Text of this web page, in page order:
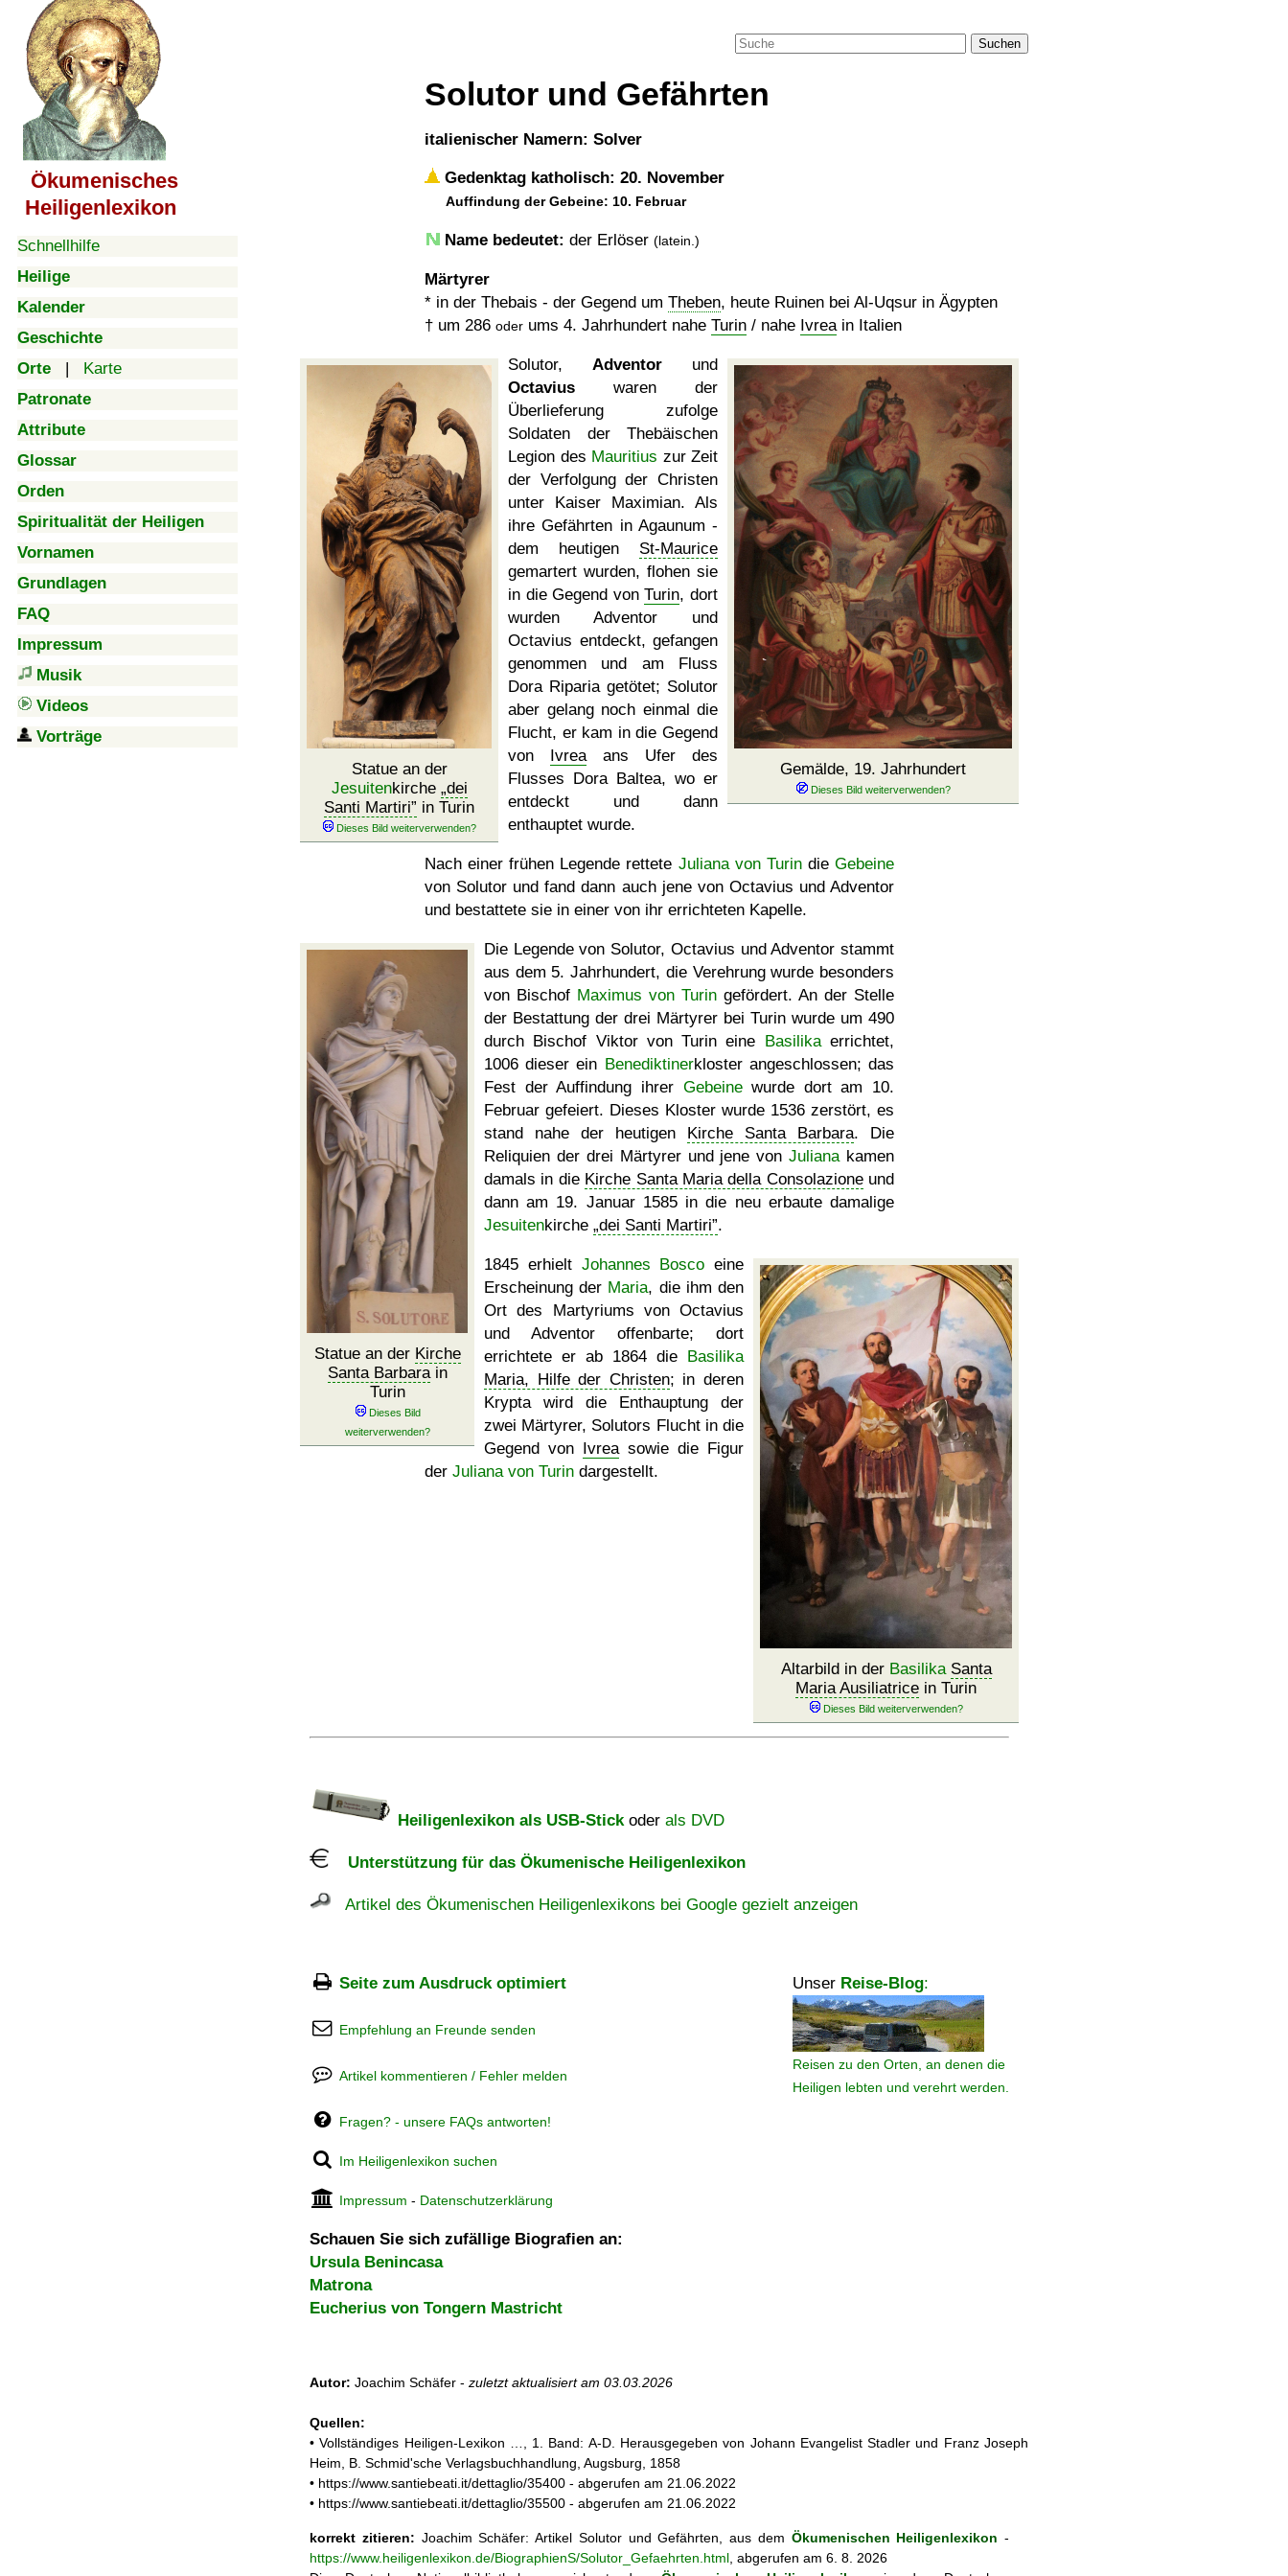
Ökumenisches
Heiligenlexikon
Schnellhilfe
Heilige
Kalender
Geschichte
Orte | Karte
Patronate
Attribute
Glossar
Orden
Spiritualität der Heiligen
Vornamen
Grundlagen
FAQ
Impressum
Musik
Videos
Vorträge
Suchen
Solutor und Gefährten
italienischer Namern: Solver
Gedenktag katholisch: 20. November
Auffindung der Gebeine: 10. Februar
Name bedeutet: der Erlöser (latein.)
Märtyrer
* in der Thebais - der Gegend um Theben, heute Ruinen bei Al-Uqsur in Ägypten
† um 286 oder ums 4. Jahrhundert nahe Turin / nahe Ivreain Italien
Statue an der
Jesuitenkirche dei
Santi Martiri
in Turin
Gemälde, 19. Jahrhundert
Solutor, Adventor und
Octavius waren der
Überlieferung zufolge
Soldaten der Thebäischen
Legion des Mauritius zur Zeit
der Verfolgung der Christen
unter Kaiser Maximian. Als
ihre Gefährten in Agaunum -
dem heutigen St-Maurice
gemartert wurden, flohen sie
in die Gegend vonTurin, dort
wurden Adventor und
Octavius entdeckt, gefangen
genommen und am Fluss
Dora Riparia getötet; Solutor
aber gelang noch einmal die
Flucht, er kam in die Gegend
von Ivreaans Ufer des
Flusses Dora Baltea, wo er
entdeckt und dann
enthauptet wurde.
Nach einer frühen Legende rettete Juliana von TurindieGebeine
von Solutor und fand dann auch jene von Octavius und Adventor
und bestattete sie in einer von ihr errichteten Kapelle.
Statue an der Kirche
Santa Barbarain
Turin
Die Legende von Solutor, Octavius und Adventor stammt
aus dem 5. Jahrhundert, die Verehrung wurde besonders
von Bischof Maximus von Turin gefördert. An der Stelle
der Bestattung der drei Märtyrer bei Turin wurde um 490
durch Bischof Viktor von Turin eine Basilikaerrichtet,
1006 dieser ein Benediktinerkloster angeschlossen; das
Fest der Auffindung ihrer Gebeinewurde dort am 10.
Februar gefeiert. Dieses Kloster wurde 1536 zerstört, es
stand nahe der heutigen Kirche Santa Barbara. Die
Reliquien der drei Märtyrer und jene vonJulianakamen
damals in die Kirche Santa Maria della Consolazioneund
dann am 19. Januar 1585 in die neu erbaute damalige
Jesuitenkirche dei Santi Martiri .
Altarbild in der Basilika Santa
Maria Ausiliatrice in Turin
1845 erhielt Johannes Bosco eine
Erscheinung der Maria, die ihm den
Ort des Martyriums von Octavius
und Adventor offenbarte; dort
errichtete er ab 1864 die Basilika
Maria, Hilfe der Christen; in deren
Krypta wird die Enthauptung der
zwei Märtyrer, Solutors Flucht in die
Gegend von Ivreasowie die Figur
der Juliana von Turin dargestellt.
Heiligenlexikon als USB-Stickoder als DVD
Unterstützung für das Ökumenische Heiligenlexikon
Artikel des Ökumenischen Heiligenlexikons bei Google gezielt anzeigen
Seite zum Ausdruck optimiert Unser Reise-Blog:
Reisen zu den Orten, an denen die
Heiligen lebten und verehrt werden.
Empfehlung an Freunde senden
Artikel kommentieren / Fehler melden
Fragen? - unsere FAQs antworten!
Im Heiligenlexikon suchen
Impressum - Datenschutzerklärung
Schauen Sie sich zufällige Biografien an:
Ursula Benincasa
Matrona
Eucherius von Tongern Mastricht
Autor: Joachim Schäfer - zuletzt aktualisiert am 03.03.2026
Quellen:
• Vollständiges Heiligen-Lexikon …, 1. Band: A-D. Herausgegeben von Johann Evangelist Stadler und Franz Joseph
Heim, B. Schmid'sche Verlagsbuchhandlung, Augsburg, 1858
• https://www.santiebeati.it/dettaglio/35400 - abgerufen am 21.06.2022
• https://www.santiebeati.it/dettaglio/35500 - abgerufen am 21.06.2022
korrekt zitieren: Joachim Schäfer: Artikel Solutor und Gefährten, aus dem Ökumenischen Heiligenlexikon -
https://www.heiligenlexikon.de/BiographienS/Solutor_Gefaehrten.html , abgerufen am 6. 8. 2026